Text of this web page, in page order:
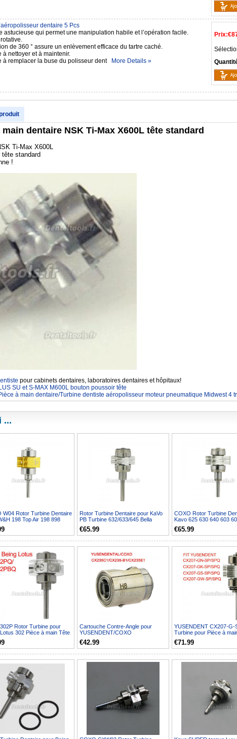
Prix:
dentaire 5 Pcs
astucieuse qui permet une manipulation habile et l’opération facile.
de 360 ° assure un enlèvement efficace du tartre caché.
à nettoyer et à maintenir.
à remplacer la buse du polisseur dent
More Details »
dentaire NSK Ti-Max X600L tête standard
Ti-Max X600L
standard
!
pour cabinets dentaires, laboratoires dentaires et hôpitaux!
SU et S-MAX M600L bouton poussoir tête
à main dentaire/Turbine dentiste aéropolisseur moteur pneumatique Midwest 4
...
W04 Rotor Turbine Dentaire
198 Top Air 198 898
Rotor Turbine Dentaire pour KaVo
PB Turbine 632/633/645 Bella
Torque 639 642 643...
€65.99
COXO Rotor Turbine
Kavo 625 630 640 603
K07
€65.99
Rotor Turbine pour
302 Pièce à main Tête
Cartouche Contre-Angle pour
YUSENDENT/COXO
CX235C1/B1/1E
€42.99
YUSENDENT CX207-G-
Turbine pour Pièce à
Standard à Fibre Optiq...
€71.99